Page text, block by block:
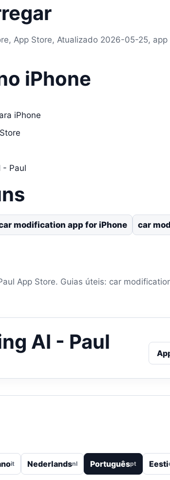
App Store, Atualizado 2026-05-25,
iPhone
iPhone
- Paul
modification app for iPhone car
App Store. Guias úteis: car
AI - Paul
it Nederlandsnl Portuguêspt Eesti